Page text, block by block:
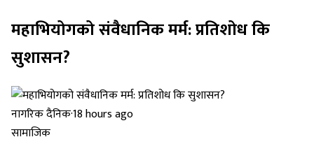
महाभियोगको संवैधानिक मर्म: प्रतिशोध कि
सुशासन?
नागरिक दैनिक·18 hours ago
सामाजिक